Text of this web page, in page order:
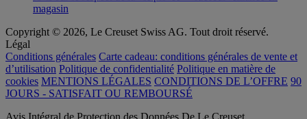
magasin
Copyright © 2026, Le Creuset Swiss AG. Tout droit réservé.
Légal
Conditions générales Carte cadeau: conditions générales de vente et
d’utilisation Politique de confidentialité Politique en matière de
cookies MENTIONS LÉGALES CONDITIONS DE L’OFFRE 90
JOURS - SATISFAIT OU REMBOURSÉ
Avis Intégral de Protection des Données De Le Creuset